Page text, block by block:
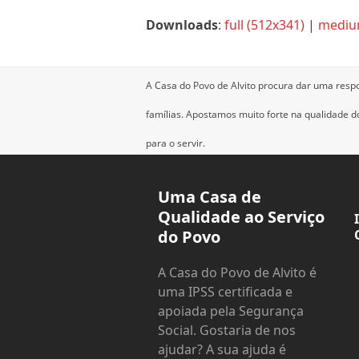
Downloads: full (512x341) |
A Casa do Povo de Alvito procura dar uma
famílias.Apostamos muito forte na qualidade
para o servir.
Uma Casa de
Qualidade ao Serviço
do Povo
A Casa do Povo de Alvito é
uma IPSS certificada e
apoiada pela Segurança
Social. Gostaria de nos
ajudar? A sua ajuda é